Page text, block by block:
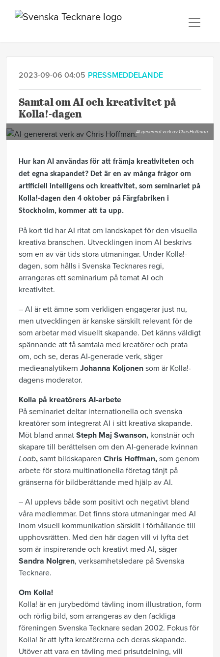
2023-09-06 04:05 PRESSMEDDELANDE
Samtal om AI och kreativitet på
Kolla!-dagen
AI-genererat verk av Chris Hoffman.
Hur kan AI användas för att främja kreativiteten och
det egna skapandet? Det är en av många frågor om
artificiell intelligens och kreativitet, som seminariet på
Kolla!-dagen den 4 oktober på Färgfabriken i
Stockholm, kommer att ta upp.
På kort tid har AI ritat om landskapet för den visuella
kreativa branschen. Utvecklingen inom AI beskrivs
som en av vår tids stora utmaningar. Under Kolla!-
dagen, som hålls i Svenska Tecknares regi,
arrangeras ett seminarium på temat AI och
kreativitet.
– AI är ett ämne som verkligen engagerar just nu,
men utvecklingen är kanske särskilt relevant för de
som arbetar med visuellt skapande. Det känns väldigt
spännande att få samtala med kreatörer och prata
om, och se, deras AI-generade verk, säger
medieanalytikern Johanna Koljonen som är Kolla!-
dagens moderator.
Kolla på kreatörers AI-arbete
På seminariet deltar internationella och svenska
kreatörer som integrerat AI i sitt kreativa skapande.
Möt bland annat Steph Maj Swanson, konstnär och
skapare till berättelsen om den AI-generade kvinnan
Loab, samt bildskaparen Chris Hoffman, som genom
arbete för stora multinationella företag tänjt på
gränserna för bildberättande med hjälp av AI.
– AI upplevs både som positivt och negativt bland
våra medlemmar. Det finns stora utmaningar med AI
inom visuell kommunikation särskilt i förhållande till
upphovsrätten. Med den här dagen vill vi lyfta det
som är inspirerande och kreativt med AI, säger
Sandra Nolgren, verksamhetsledare på Svenska
Tecknare.
Om Kolla!
Kolla! är en jurybedömd tävling inom illustration, form
och rörlig bild, som arrangeras av den fackliga
föreningen Svenska Tecknare sedan 2002. Fokus för
Kolla! är att lyfta kreatörerna och deras skapande.
Utöver att vara en tävling med prisutdelning, vill